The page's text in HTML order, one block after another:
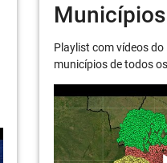
Playlist com vídeos
municípios de todos